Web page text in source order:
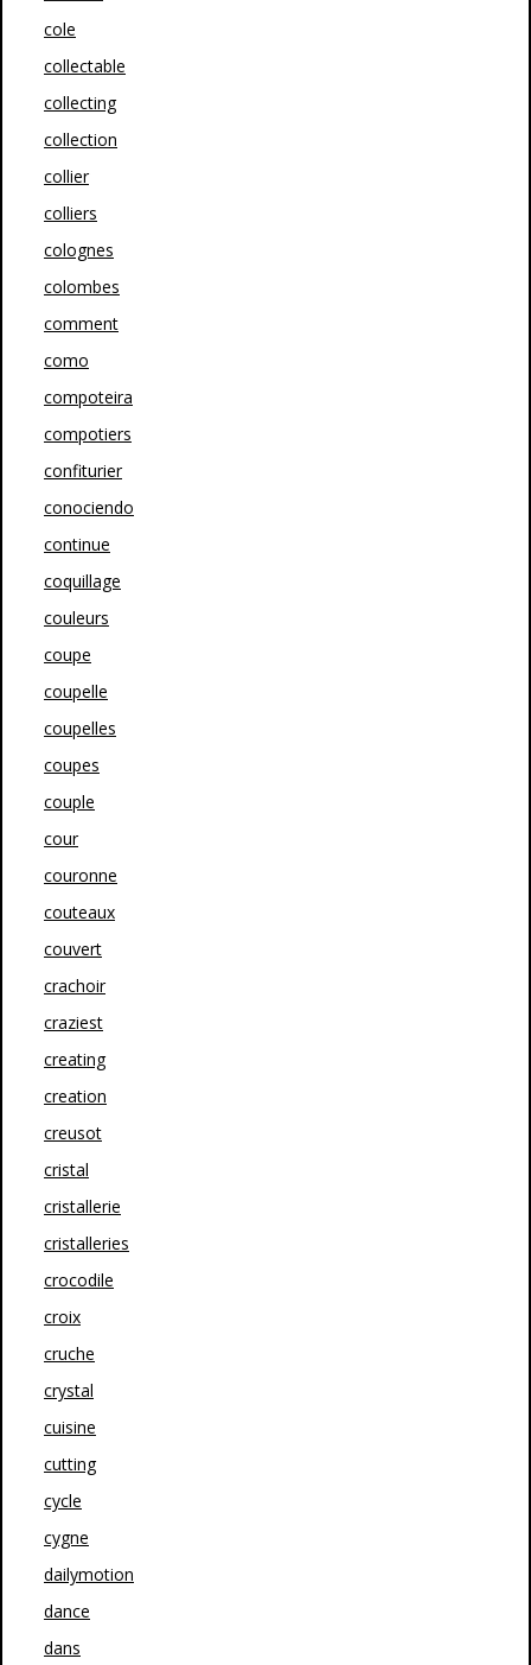
cole
collectable
collecting
collection
collier
colliers
colognes
colombes
comment
como
compoteira
compotiers
confiturier
conociendo
continue
coquillage
couleurs
coupe
coupelle
coupelles
coupes
couple
cour
couronne
couteaux
couvert
crachoir
craziest
creating
creation
creusot
cristal
cristallerie
cristalleries
crocodile
croix
cruche
crystal
cuisine
cutting
cycle
cygne
dailymotion
dance
dans